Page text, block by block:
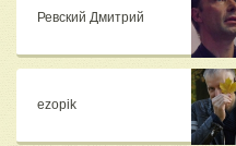
Ревский Дмитрий
ezopik